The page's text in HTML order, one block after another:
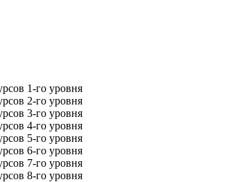
1-го уровня
2-го уровня
3-го уровня
4-го уровня
5-го уровня
6-го уровня
7-го уровня
8-го уровня